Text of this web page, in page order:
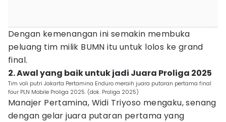
Dengan kemenangan ini semakin membuka
peluang tim milik BUMN itu untuk lolos ke grand
final.
2. Awal yang baik untuk jadi Juara Proliga 2025
Tim voli putri Jakarta Pertamina Enduro meraih juara putaran pertama final
four PLN Mobile Proliga 2025. (dok. Proliga 2025)
Manajer Pertamina, Widi Triyoso mengaku, senang
dengan gelar juara putaran pertama yang